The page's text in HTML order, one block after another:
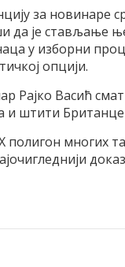
за новинаре
је стављање
у изборни
опцији.
Рајко Васић
и штити
полигон многих